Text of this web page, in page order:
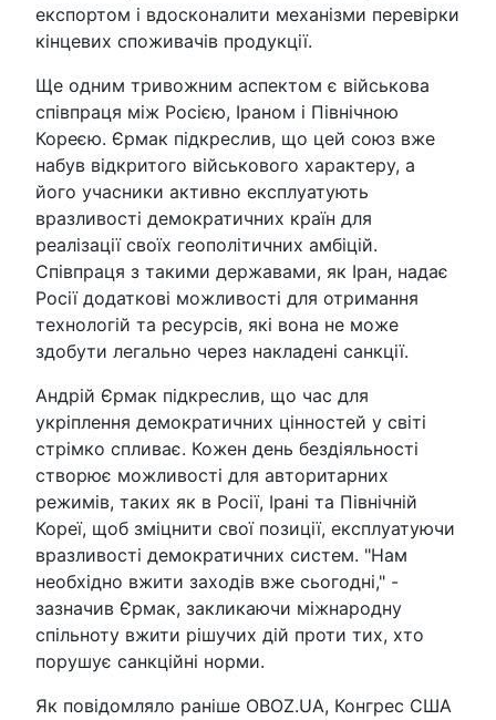
експортом і вдосконалити механізми перевірки
кінцевих споживачів продукції.
Ще одним тривожним аспектом є військова
співпраця між Росією, Іраном і Північною
Кореєю. Єрмак підкреслив, що цей союз вже
набув відкритого військового характеру, а
його учасники активно експлуатують
вразливості демократичних країн для
реалізації своїх геополітичних амбіцій.
Співпраця з такими державами, як Іран, надає
Росії додаткові можливості для отримання
технологій та ресурсів, які вона не може
здобути легально через накладені санкції.
Андрій Єрмак підкреслив, що час для
укріплення демократичних цінностей у світі
стрімко спливає. Кожен день бездіяльності
створює можливості для авторитарних
режимів, таких як в Росії, Ірані та Північній
Кореї, щоб зміцнити свої позиції, експлуатуючи
вразливості демократичних систем. "Нам
необхідно вжити заходів вже сьогодні," -
зазначив Єрмак, закликаючи міжнародну
спільноту вжити рішучих дій проти тих, хто
порушує санкційні норми.
Як повідомляло раніше OBOZ.UA, Конгрес США